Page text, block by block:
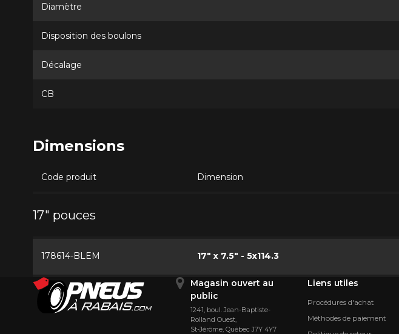
Diamètre
Disposition des boulons
Décalage
CB
Dimensions
Code produit Dimension
17" pouces
178614-BLEM 17" x 7.5" - 5x114.3
Magasin ouvert au
public
1241, boul. Jean-Baptiste-
Rolland Ouest,
St⁠-⁠Jérôme, Québec J7Y 4Y7
Liens utiles
Procédures d'achat
Méthodes de paiement